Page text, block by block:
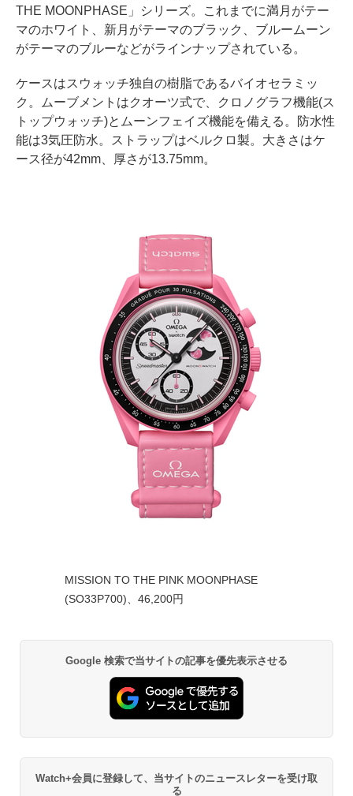
THE MOONPHASE」シリーズ。これまでに満月がテー
マのホワイト、新月がテーマのブラック、ブルームーン
がテーマのブルーなどがラインナップされている。
ケースはスウォッチ独自の樹脂であるバイオセラミッ
ク。ムーブメントはクオーツ式で、クロノグラフ機能(ス
トップウォッチ)とムーンフェイズ機能を備える。防水性
能は3気圧防水。ストラップはベルクロ製。大きさはケ
ース径が42mm、厚さが13.75mm。
MISSION TO THE PINK MOONPHASE
(SO33P700)、46,200円
Google 検索で当サイトの記事を優先表示させる
Watch+会員に登録して、当サイトのニュースレターを受け取
る